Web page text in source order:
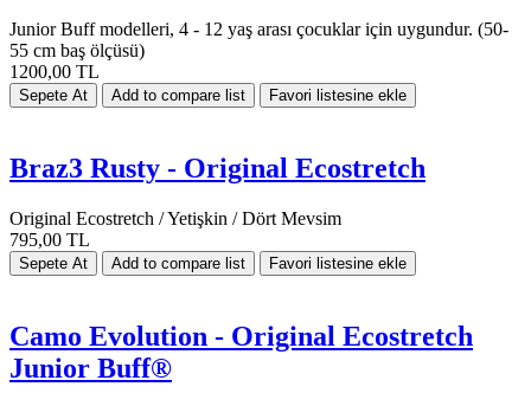
Junior Buff modelleri, 4 - 12 yaş arası çocuklar için uygundur. (50-
55 cm baş ölçüsü)
1200,00 TL
Braz3 Rusty - Original Ecostretch
Original Ecostretch / Yetişkin / Dört Mevsim
795,00 TL
Camo Evolution - Original Ecostretch
Junior Buff®